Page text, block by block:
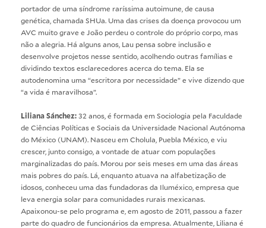
portador de uma síndrome raríssima autoimune, de causa
genética, chamada SHUa. Uma das crises da doença provocou um
AVC muito grave e João perdeu o controle do próprio corpo, mas
não a alegria. Há alguns anos, Lau pensa sobre inclusão e
desenvolve projetos nesse sentido, acolhendo outras famílias e
dividindo textos esclarecedores acerca do tema. Ela se
autodenomina uma “escritora por necessidade” e vive dizendo que
“a vida é maravilhosa”.
Liliana Sánchez:32 anos, é formada em Sociologia pela Faculdade
de Ciências Políticas e Sociais da Universidade Nacional Autónoma
do México (UNAM). Nasceu em Cholula, Puebla México, e viu
crescer, junto consigo, a vontade de atuar com populações
marginalizadas do país. Morou por seis meses em uma das áreas
mais pobres do país. Lá, enquanto atuava na alfabetização de
idosos, conheceu uma das fundadoras da Iluméxico, empresa que
leva energia solar para comunidades rurais mexicanas.
Apaixonou-se pelo programa e, em agosto de 2011, passou a fazer
parte do quadro de funcionários da empresa. Atualmente, Liliana é